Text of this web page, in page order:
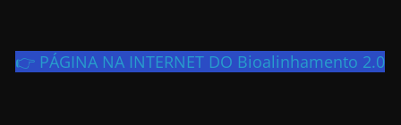
e
👉 PÁGINA NA INTERNET DO Bioalinhamento 2.0